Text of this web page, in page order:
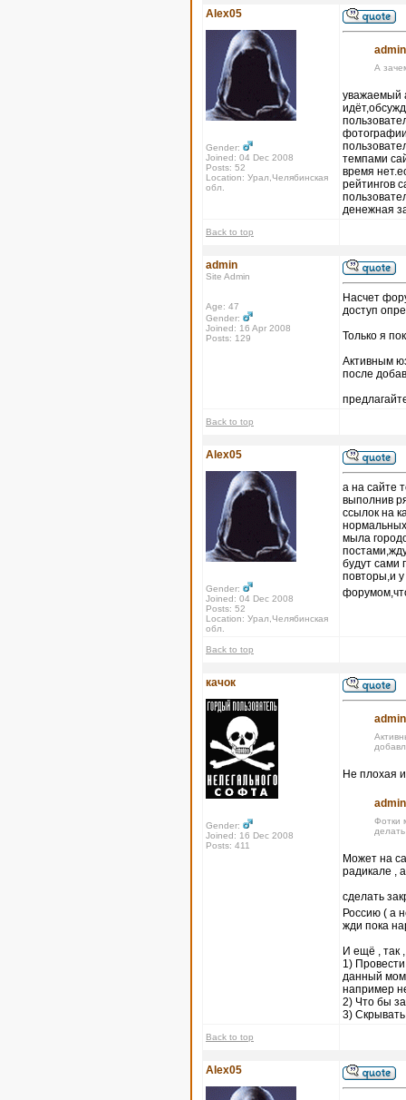
Alex05
Gender:
Joined: 04 Dec 2008
Posts: 52
Location: Урал,Челябинская
обл.
А
уважаемый
темпами
время
рейтингов
денежная
Back to top
admin
Site Admin
Age: 47
Gender:
Joined: 16 Apr 2008
Posts: 129
Насчет
доступ
Только я
Активным
после
Back to top
Alex05
Gender:
Joined: 04 Dec 2008
Posts: 52
Location: Урал,Челябинская
обл.
а на сайте
выполнив
ссылок на
мыла
будут сами
повторы,и
Back to top
качок
Gender:
Joined: 16 Dec 2008
Posts: 411
Не плохая
Фотки
Может на
радикале ,
сделать
Россию ( а
жди пока
И ещё , так
1)
данный
например
2) Что бы
3)
Back to top
Alex05